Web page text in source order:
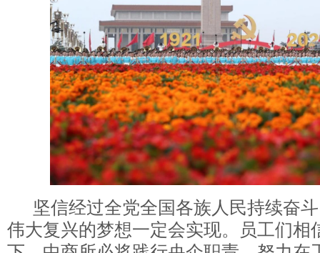
坚信经过全党全国各族人民持续奋
伟大复兴的梦想一定会实现。员工们相